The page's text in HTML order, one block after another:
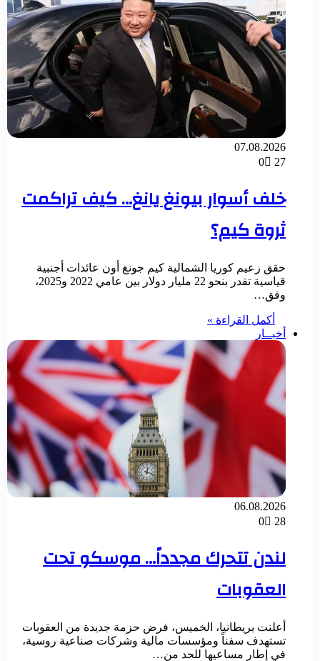
07.08.2026
0
27
خلف أسوار بيونغ يانغ… كيف تراكمت
ثروة كيم؟
حقق زعيم كوريا الشمالية كيم جونغ أون عائدات أجنبية
قياسية تقدر بنحو 22 مليار دولار بين عامي 2022 و2025،
وفق…
أكمل القراءة »
أخبــار
06.08.2026
0
28
لندن تتحرك مجدداً… موسكو تحت
العقوبات
أعلنت بريطانيا، الخميس، فرض حزمة جديدة من العقوبات
تستهدف سفناً ومؤسسات مالية وشركات صناعية روسية،
في إطار مساعيها للحد من…